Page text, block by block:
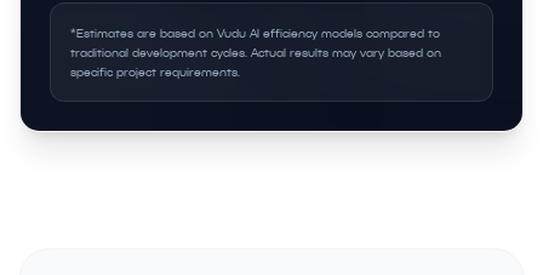
*Estimates are based on Vudu AI efficiency models compared to
traditional development cycles. Actual results may vary based on
specific project requirements.